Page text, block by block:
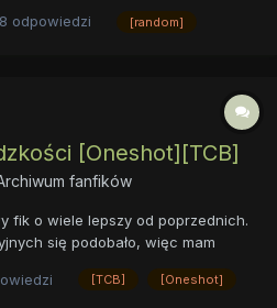
umysłowe (dy...
8 odpowiedzi [random]
[Oneshot][TCB]
fanfików
fik o wiele lepszy od poprzednich.
się podobało, więc mam
spojlerów oto link:
[TCB] [Oneshot]